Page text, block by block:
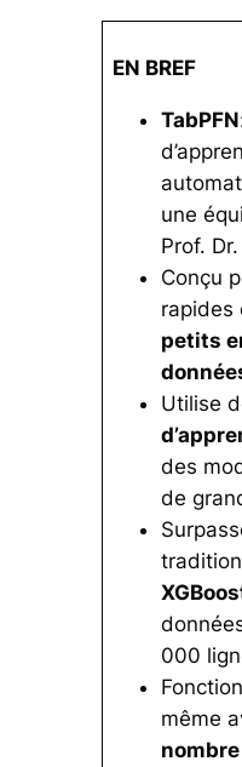
EN BREF
TabPFN
une
Prof.
Conçu
rapides
petits
Utilise
des
de
000
même